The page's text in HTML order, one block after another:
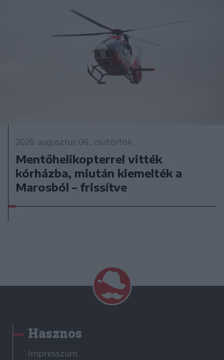
2026. augusztus 06., csütörtök
Mentőhelikopterrel vitték
kórházba, miután kiemelték a
Marosból – frissítve
Hasznos
Impresszum